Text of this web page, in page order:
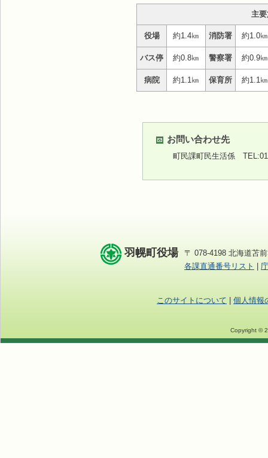
主
役場 約1.4㎞ 消防署 約1.0㎞
バス停 約0.8㎞ 警察署 約0.9㎞
病院 約1.1㎞ 保育所 約1.1㎞
お問い合わせ先
町民課町民生活係
羽幌町役場
〒 078-4198 北海道苫
各課直通番号リスト
このサイトについて 個人情報
Copyright ©